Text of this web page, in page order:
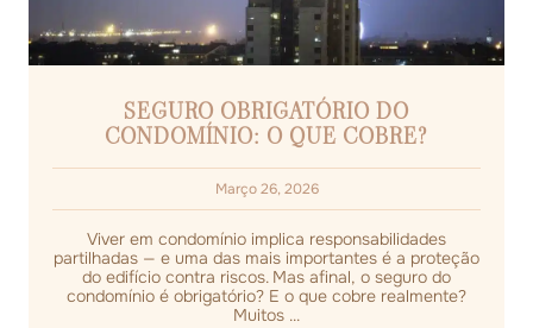
SEGURO OBRIGATÓRIO DO
CONDOMÍNIO: O QUE COBRE?
Março 26, 2026
Viver em condomínio implica responsabilidades
partilhadas — e uma das mais importantes é a proteção
do edifício contra riscos. Mas afinal, o seguro do
condomínio é obrigatório? E o que cobre realmente?
Muitos ...